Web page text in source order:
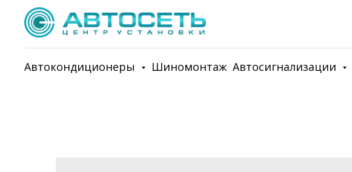
Автокондиционеры Шиномонтаж Автосигнализации